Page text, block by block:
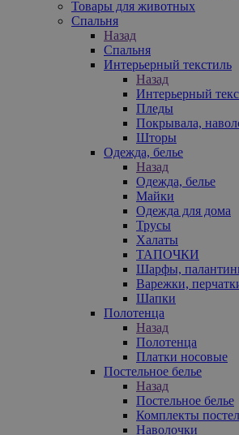
Товары для животных
Спальня
Назад
Спальня
Интерьерный текстиль
Назад
Интерьерный
Пледы
Покрывала,
Шторы
Одежда, белье
Назад
Одежда, белье
Майки
Одежда для дома
Трусы
Халаты
ТАПОЧКИ
Шарфы,
Варежки,
Шапки
Полотенца
Назад
Полотенца
Платки носовые
Постельное белье
Назад
Постельное белье
Комплекты
Наволочки